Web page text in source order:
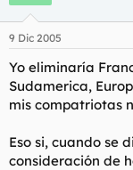
9 Dic 2005
Yo eliminaría
Sudamerica,
mis compatriotas
Eso si, cuando se
consideración de